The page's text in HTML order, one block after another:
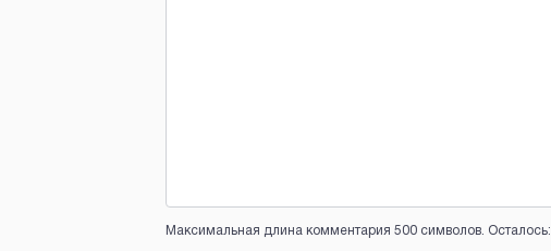
Максимальная длина комментария 500 символов. Осталось: